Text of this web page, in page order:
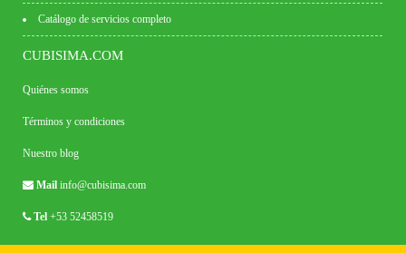
Catálogo de servicios completo
CUBISIMA.COM
Quiénes somos
Términos y condiciones
Nuestro blog
Mail info@cubisima.com
Tel +53 52458519